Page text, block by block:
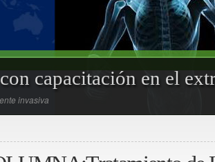
capacitación en el
invasiva